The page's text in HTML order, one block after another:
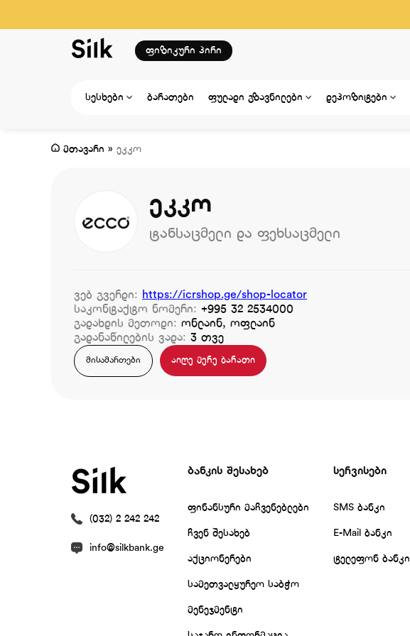
ფიზიკური პირი
სესხები ბარათები ფულადი გზავნილები დეპოზიტები
მთავარი » ეკკო
ეკკო
ტანსაცმელი და ფეხსაცმელი
ვებ გვერდი: https://icrshop.ge/shop-locator
საკონტაქტო ნომერი: +995 32 2534000
გადახდის მეთოდი: ონლაინ, ოფლაინ
გადანაწილების ვადა: 3 თვე
მისამართები აიღე მერე ბარათი
(032) 2 242 242
info@silkbank.ge
ბანკის შესახებ
ფინანსური მაჩვენებლები
ჩვენ შესახებ
აქციონერები
სამეთვალყურეო საბჭო
მენეჯმენტი
სერვისები
SMS ბანკი
E-Mail ბანკი
ტელეფონ ბანკი